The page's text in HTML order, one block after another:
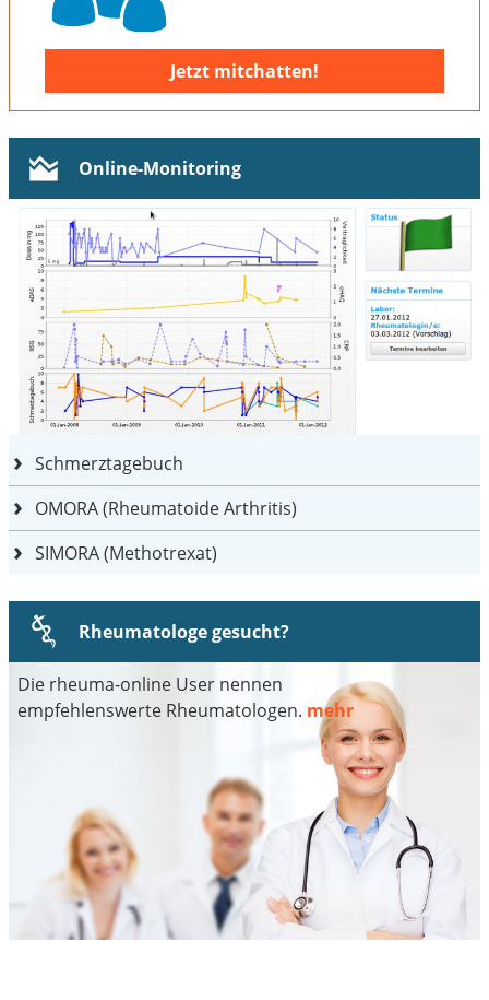
Jetzt mitchatten!
Online-Monitoring
Schmerztagebuch
OMORA (Rheumatoide Arthritis)
SIMORA (Methotrexat)
Rheumatologe gesucht?
Die rheuma-online User nennen
empfehlenswerte Rheumatologen. mehr